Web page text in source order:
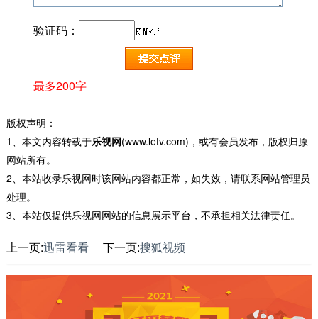
验证码：
最多200字
版权声明：
1、本文内容转载于乐视网(www.letv.com)，或有会员发布，版权归原
网站所有。
2、本站收录乐视网时该网站内容都正常，如失效，请联系网站管理员
处理。
3、本站仅提供乐视网网站的信息展示平台，不承担相关法律责任。
上一页:迅雷看看 下一页:搜狐视频